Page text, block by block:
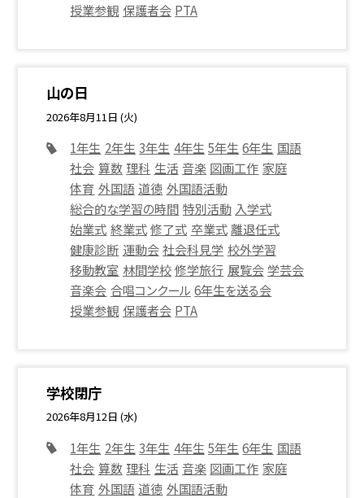
授業参観 保護者会 PTA
山の日
2026年8月11日 (火)
1年生 2年生 3年生 4年生 5年生 6年生 国語
社会 算数 理科 生活 音楽 図画工作 家庭
体育 外国語 道徳 外国語活動
総合的な学習の時間 特別活動 入学式
始業式 終業式 修了式 卒業式 離退任式
健康診断 運動会 社会科見学 校外学習
移動教室 林間学校 修学旅行 展覧会 学芸会
音楽会 合唱コンクール 6年生を送る会
授業参観 保護者会 PTA
学校閉庁
2026年8月12日 (水)
1年生 2年生 3年生 4年生 5年生 6年生 国語
社会 算数 理科 生活 音楽 図画工作 家庭
体育 外国語 道徳 外国語活動